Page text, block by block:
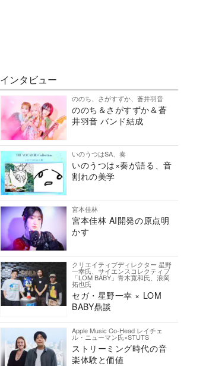
インタビュー
ののち、さがすずか、蒼井羽音
ののち＆さがすずか＆蒼
井羽音 バンド結成
いのうつはSA、奏
いのうつは×奏が語る、音
割れの美学
宮本佳林
宮本佳林 AI開発の原点明
かす
クリエイティブディレクター 星野
一幸氏、サイエンスコレクティブ
「LOM BABY」青木寛和氏、浪岡
拓也氏
セガ・星野一幸 × LOM
BABY鼎談
Apple Music Co-Head レイチェ
ル・ニューマン氏×STUTS
ストリーミング時代の音
楽体験と価値